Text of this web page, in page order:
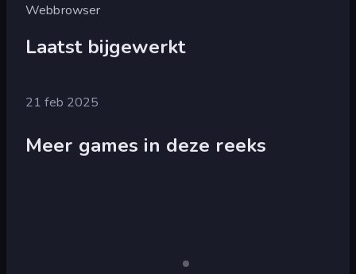
Webbrowser
Laatst bijgewerkt
21 feb 2025
Meer games in deze reeks
Alleen